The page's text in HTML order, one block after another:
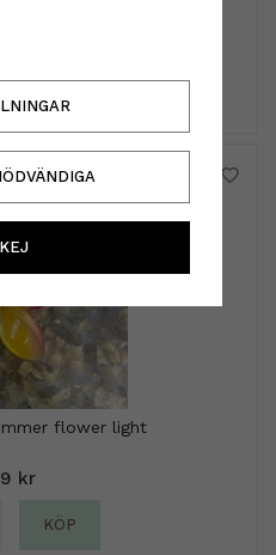
KÖP
flower light
kr
KÖP